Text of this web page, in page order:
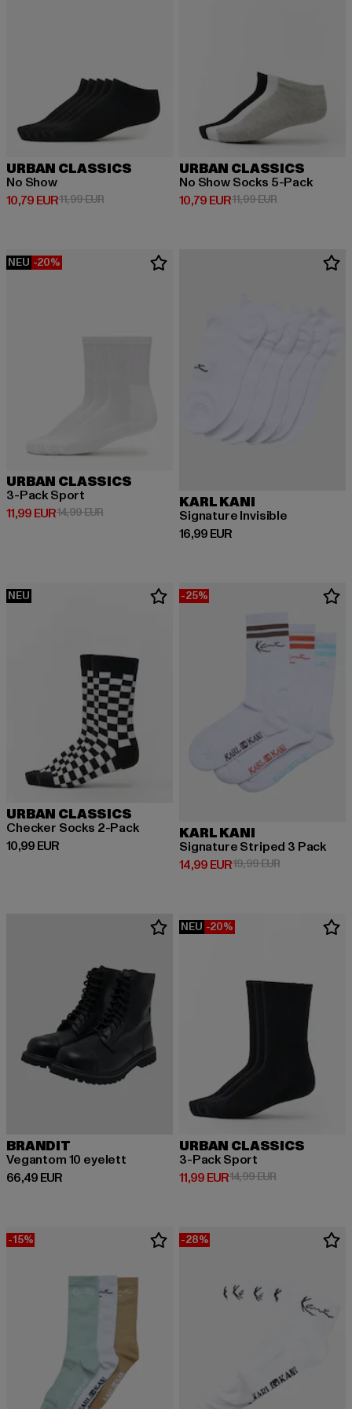
URBAN CLASSICS
No Show
10,79 EUR
Derzeitiger Preis: 10,79 EUR
11,99 EURAktionspreis: 11,99 EUR
URBAN CLASSICS
No Show Socks 5-Pack
10,79 EUR
Derzeitiger Preis: 10,79 EUR
11,99 EURAktionspreis:
NEU -20%
URBAN CLASSICS
3-Pack Sport
11,99 EUR
Derzeitiger Preis: 11,99 EUR
14,99 EURAktionspreis: 14,99 EUR
KARL KANI
Signature Invisible
16,99 EUR
Derzeitiger Preis: 16,99 EUR
NEU
URBAN CLASSICS
Checker Socks 2-Pack
10,99 EUR
Derzeitiger Preis: 10,99 EUR
-25%
KARL KANI
Signature Striped 3 Pack
14,99 EUR
Derzeitiger Preis: 14,99 EUR
19,99 EURAktionspreis:
BRANDIT
Vegantom 10 eyelett
66,49 EUR
Derzeitiger Preis: 66,49 EUR
NEU -20%
URBAN CLASSICS
3-Pack Sport
11,99 EUR
Derzeitiger Preis: 11,99 EUR
14,99 EURAktionspreis:
-15% -28%